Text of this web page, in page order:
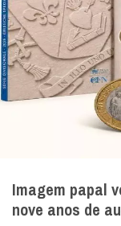
Imagem papal
nove anos de